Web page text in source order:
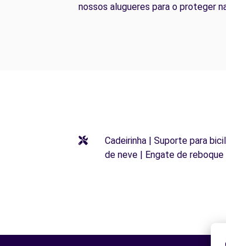
nossos alugueres para o proteger
Cadeirinha | Suporte para
de neve | Engate de